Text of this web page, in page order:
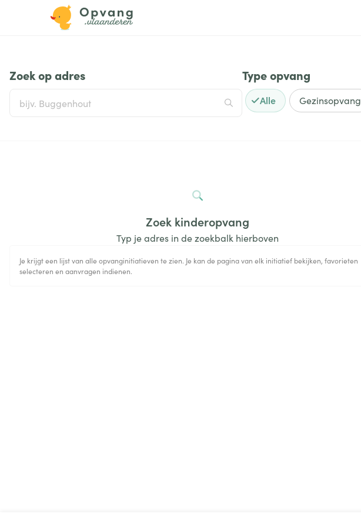
Zoek op adres Type opvang
Alle Gezinsopvang
Zoek kinderopvang
Typ je adres in de zoekbalk hierboven
Je krijgt een lijst van alle opvanginitiatieven te zien. Je kan de pagina van elk initiatief bekijken, favorieten
selecteren en aanvragen indienen.